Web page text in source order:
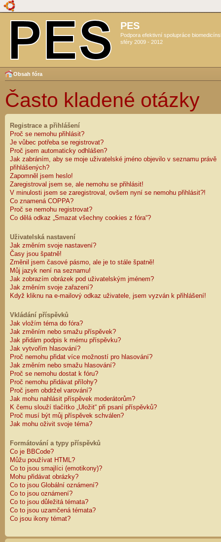
PES
Podpora efektivní spolupráce
sféry 2009 - 2012
Obsah fóra
Často kladené otázky
Registrace a přihlášení
Proč se nemohu přihlásit?
Je vůbec potřeba se registrovat?
Proč jsem automaticky odhlášen?
Jak zabráním, aby se moje uživatelské jméno objevilo v seznamu právě
přihlášených?
Zapomněl jsem heslo!
Zaregistroval jsem se, ale nemohu se přihlásit!
V minulosti jsem se zaregistroval, ovšem nyní se nemohu přihlásit?!
Co znamená COPPA?
Proč se nemohu registrovat?
Co dělá odkaz „Smazat všechny cookies z fóra“?
Uživatelská nastavení
Jak změním svoje nastavení?
Časy jsou špatně!
Změnil jsem časové pásmo, ale je to stále špatně!
Můj jazyk není na seznamu!
Jak zobrazím obrázek pod uživatelským jménem?
Jak změním svoje zařazení?
Když kliknu na e-mailový odkaz uživatele, jsem vyzván k přihlášení!
Vkládání příspěvků
Jak vložím téma do fóra?
Jak změním nebo smažu příspěvek?
Jak přidám podpis k mému příspěvku?
Jak vytvořím hlasování?
Proč nemohu přidat více možností pro hlasování?
Jak změním nebo smažu hlasování?
Proč se nemohu dostat k fóru?
Proč nemohu přidávat přílohy?
Proč jsem obdržel varování?
Jak mohu nahlásit příspěvek moderátorům?
K čemu slouží tlačítko „Uložit“ při psaní příspěvků?
Proč musí být můj příspěvek schválen?
Jak mohu oživit svoje téma?
Formátování a typy příspěvků
Co je BBCode?
Můžu používat HTML?
Co to jsou smajlíci (emotikony)?
Mohu přidávat obrázky?
Co to jsou Globální oznámení?
Co to jsou oznámení?
Co to jsou důležitá témata?
Co to jsou uzamčená témata?
Co jsou ikony témat?